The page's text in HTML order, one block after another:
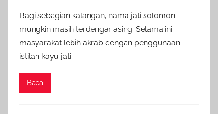
Bagi sebagian kalangan, nama jati solomon
mungkin masih terdengar asing. Selama ini
masyarakat lebih akrab dengan penggunaan
istilah kayu jati
Baca